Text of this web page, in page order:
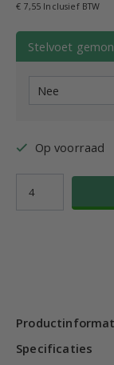
€ 7,55 Inclusief BTW
Stelvoet
Op voorraad
Specificaties